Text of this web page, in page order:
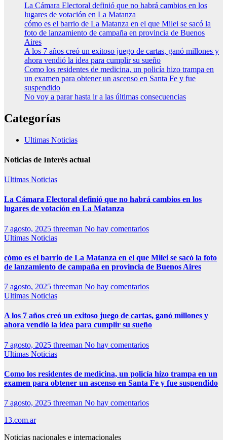
La Cámara Electoral definió que no habrá cambios en los
lugares de votación en La Matanza
cómo es el barrio de La Matanza en el que Milei se sacó la
foto de lanzamiento de campaña en provincia de Buenos
Aires
A los 7 años creó un exitoso juego de cartas, ganó millones y
ahora vendió la idea para cumplir su sueño
Como los residentes de medicina, un policía hizo trampa en
un examen para obtener un ascenso en Santa Fe y fue
suspendido
No voy a parar hasta ir a las últimas consecuencias
Categorías
Ultimas Noticias
Noticias de Interés actual
Ultimas Noticias
La Cámara Electoral definió que no habrá cambios en los
lugares de votación en La Matanza
7 agosto, 2025 threeman No hay comentarios
Ultimas Noticias
cómo es el barrio de La Matanza en el que Milei se sacó la foto
de lanzamiento de campaña en provincia de Buenos Aires
7 agosto, 2025 threeman No hay comentarios
Ultimas Noticias
A los 7 años creó un exitoso juego de cartas, ganó millones y
ahora vendió la idea para cumplir su sueño
7 agosto, 2025 threeman No hay comentarios
Ultimas Noticias
Como los residentes de medicina, un policía hizo trampa en un
examen para obtener un ascenso en Santa Fe y fue suspendido
7 agosto, 2025 threeman No hay comentarios
13.com.ar
Noticias nacionales e internacionales